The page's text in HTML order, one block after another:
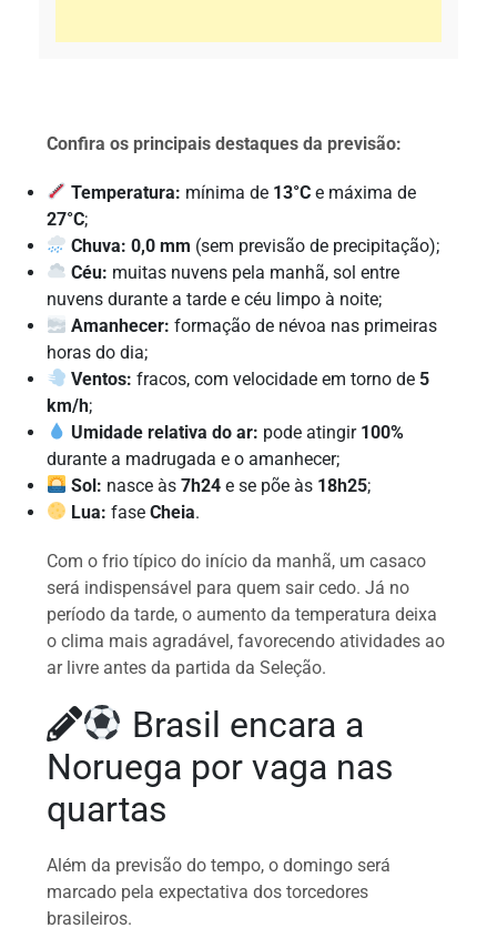
Confira os principais destaques da previsão:
Temperatura: mínima de 13°C e máxima de
27°C;
Chuva: 0,0 mm (sem previsão de precipitação);
Céu: muitas nuvens pela manhã, sol entre
nuvens durante a tarde e céu limpo à noite;
Amanhecer: formação de névoa nas primeiras
horas do dia;
Ventos: fracos, com velocidade em torno de 5
km/h;
Umidade relativa do ar: pode atingir 100%
durante a madrugada e o amanhecer;
Sol: nasce às7h24 e se põe às 18h25;
Lua: faseCheia.
Com o frio típico do início da manhã, um casaco
será indispensável para quem sair cedo. Já no
período da tarde, o aumento da temperatura deixa
o clima mais agradável, favorecendo atividades ao
ar livre antes da partida da Seleção.
Brasil encara a
Noruega por vaga nas
quartas
Além da previsão do tempo, o domingo será
marcado pela expectativa dos torcedores
brasileiros.